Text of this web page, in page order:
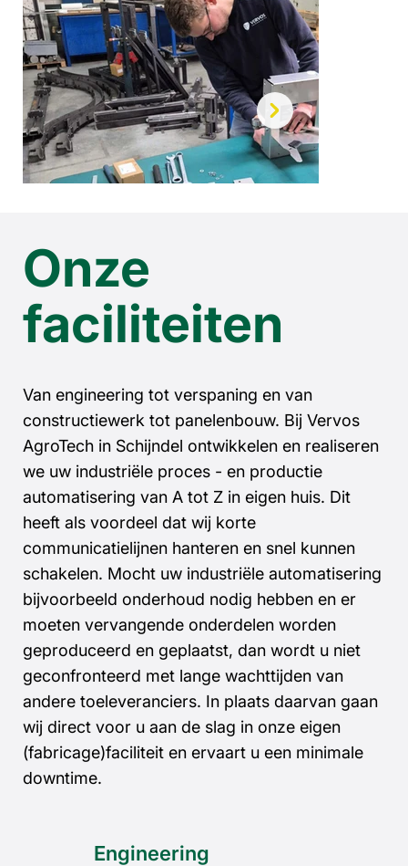
Onze
faciliteiten
Van engineering tot verspaning en van
constructiewerk tot panelenbouw. Bij Vervos
AgroTech in Schijndel ontwikkelen en realiseren
we uw industriële proces - en productie
automatisering van A tot Z in eigen huis. Dit
heeft als voordeel dat wij korte
communicatielijnen hanteren en snel kunnen
schakelen. Mocht uw industriële automatisering
bijvoorbeeld onderhoud nodig hebben en er
moeten vervangende onderdelen worden
geproduceerd en geplaatst, dan wordt u niet
geconfronteerd met lange wachttijden van
andere toeleveranciers. In plaats daarvan gaan
wij direct voor u aan de slag in onze eigen
(fabricage)faciliteit en ervaart ueen minimale
downtime.
Engineering